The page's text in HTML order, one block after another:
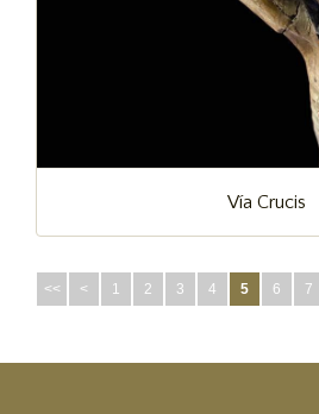
Vía Crucis
<< < 1 2 3 4 5 6 7